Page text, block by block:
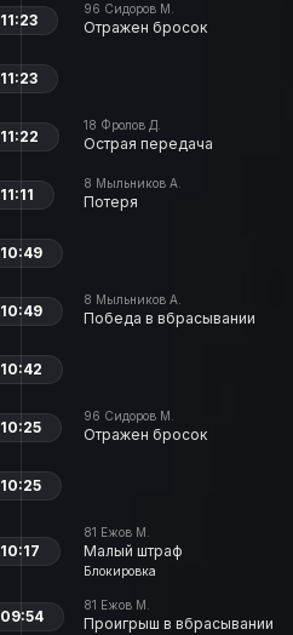
96 Сидоров М.
Отражен бросок
11:23
11:23
18 Фролов Д.
Острая передача
11:22
8 Мыльников А.
Потеря
11:11
10:49
8 Мыльников А.
Победа в вбрасывании
10:49
10:42
96 Сидоров М.
Отражен бросок
10:25
10:25
81 Ежов М.
Малый штраф
Блокировка
10:17
81 Ежов М.
Проигрыш в вбрасывании
09:54